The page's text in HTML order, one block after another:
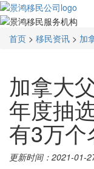
首页 > 移民资讯 > 加
加拿大
年度抽
有3万个
更新时间：2021-01-